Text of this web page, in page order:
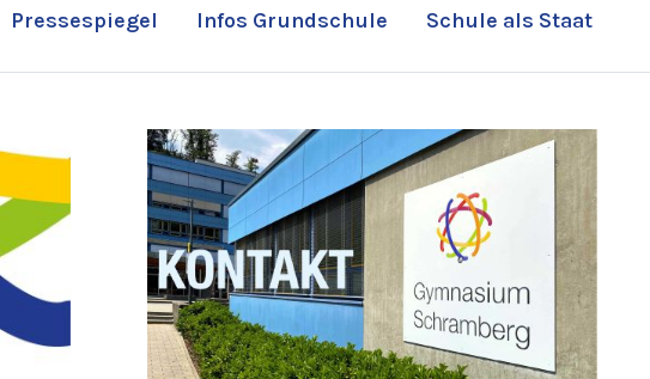
Pressespiegel Infos Grundschule Schule als Staat